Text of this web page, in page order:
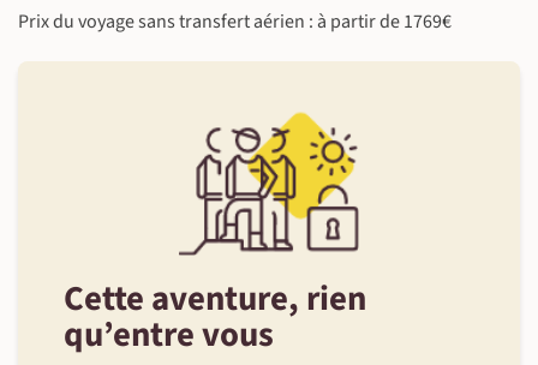
Prix du voyage sans transfert aérien : à partir de 1769€
Cette aventure, rien
qu’entre vous